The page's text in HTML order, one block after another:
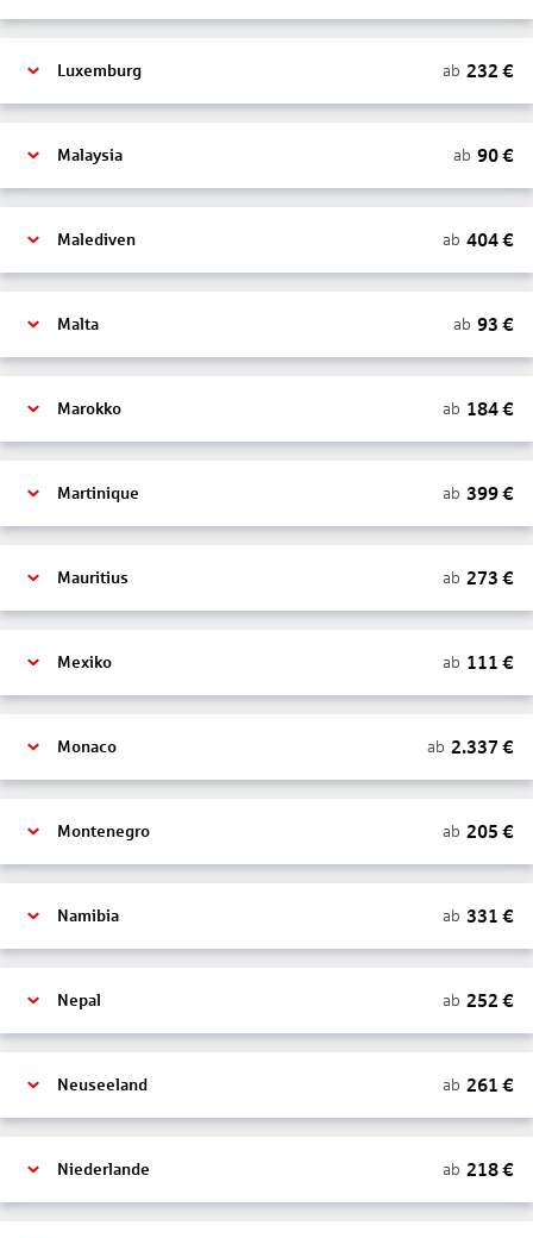
Luxemburg ab 232 €
Malaysia ab 90€
Malediven ab 404€
Malta ab 93 €
Marokko ab 184€
Martinique ab 399€
Mauritius ab 273 €
Mexiko ab 111 €
Monaco ab 2.337 €
Montenegro ab 205 €
Namibia ab 331 €
Nepal ab 252 €
Neuseeland ab 261 €
Niederlande ab 218€